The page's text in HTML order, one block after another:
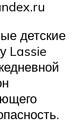
детские
Lassie